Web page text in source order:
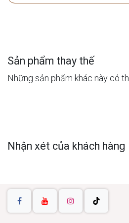
Sản phẩm thay thế
Những sản phẩm khác này có
Nhận xét của khách hàng